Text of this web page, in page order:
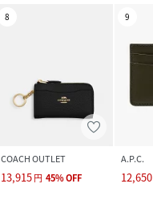
8
COACH OUTLET
13,915円 45%OFF
9
A.P.C.
12,650